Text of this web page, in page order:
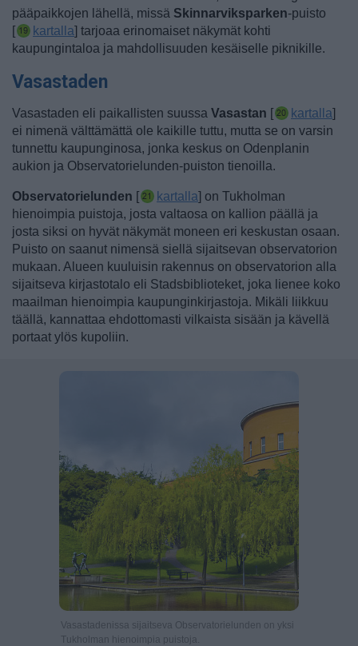
pääpaikkojen lähellä, missä Skinnarviksparken-puisto
[
kartalla] tarjoaa erinomaiset näkymät kohti
kaupungintaloa ja mahdollisuuden kesäiselle piknikille.
Vasastaden
Vasastaden eli paikallisten suussa Vasastan [ kartalla]
ei nimenä välttämättä ole kaikille tuttu, mutta se on varsin
tunnettu kaupunginosa, jonka keskus on Odenplanin
aukion ja Observatorielunden-puiston tienoilla.
Observatorielunden [ kartalla] on Tukholman
hienoimpia puistoja, josta valtaosa on kallion päällä ja
josta siksi on hyvät näkymät moneen eri keskustan osaan.
Puisto on saanut nimensä siellä sijaitsevan observatorion
mukaan. Alueen kuuluisin rakennus on observatorion alla
sijaitseva kirjastotalo eli Stadsbiblioteket, joka lienee koko
maailman hienoimpia kaupunginkirjastoja. Mikäli liikkuu
täällä, kannattaa ehdottomasti vilkaista sisään ja kävellä
portaat ylös kupoliin.
Vasastadenissa sijaitseva Observatorielunden on yksi
Tukholman hienoimpia puistoja.